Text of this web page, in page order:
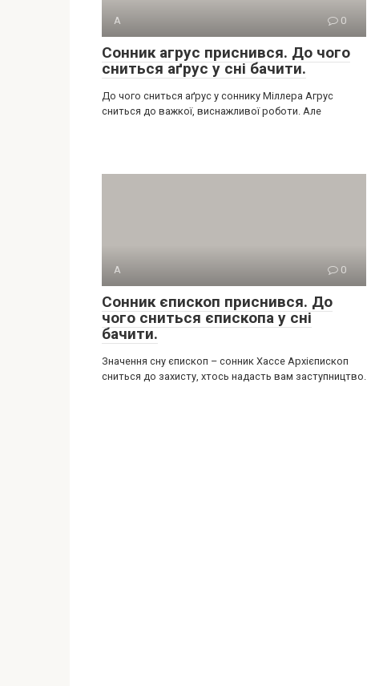
А 0
Сонник агрус приснився. До чого
сниться аґрус у сні бачити.
До чого сниться аґрус у соннику Міллера Агрус
сниться до важкої, виснажливої роботи. Але
А 0
Сонник єпископ приснився. До
чого сниться єпископа у сні
бачити.
Значення сну єпископ – сонник Хассе Архієпископ
сниться до захисту, хтось надасть вам заступництво.